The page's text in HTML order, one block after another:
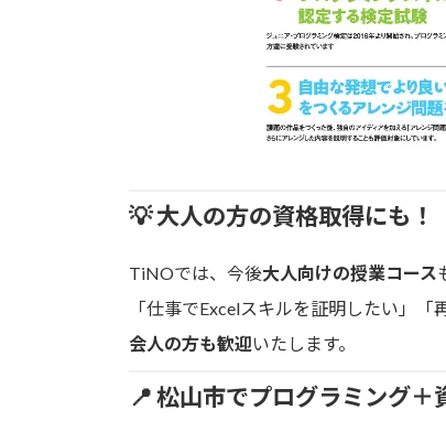
💡 大人の方の資格取得にも！
TiNOでは、今後大人向けの授業コース
「仕事でExcelスキルを証明したい」「
会人の方も歓迎いたします。
📍 松山市でプログラミング